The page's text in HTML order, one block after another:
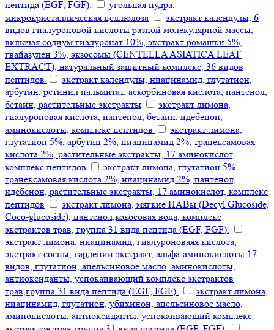
пептида (EGF, FGF).
угольная пудра,
микрокристаллическая целлюлоза
экстракт календулы, 6
видов гиалуроновой кислоты разной молекулярной массы,
включая содиум гиалуронат 10%, экстракт ромашки 5%,
гвайазулен 3%, экзосомы (CENTELLA ASIATICA LEAF
EXTRACT), натуральный защитный комплекс, 36 видов
пептидов
экстракт календулы, ниацинамид, глутатион,
арбутин, ретинил пальмитат, аскорбиновая кислота, пантенол,
бетаин, растительные экстракты
экстракт лимона,
гиалуроновая кислота, пантенол, бетаин, идебенон,
аминокислоты, комплекс пептидов
экстракт лимона,
глутатион 5%, арбутин 2%, ниацинамид 2%, транексамовая
кислота 2%, растительные экстракты, 17 аминокислот,
комплекс пептидов
экстракт лимона, глутатион 5%,
транексамовая кислота 2%, ниацинамид 2%, пантенол,
идебенон, растительные экстракты, 17 аминокислот, комплекс
пептидов
экстракт лимона, мягкие ПАВы (Decyl Glucoside,
Coco-glucoside), пантенол,кокосовая вода, комплекс
экстрактов трав, группа 31 вида пептида (EGF, FGF).
экстракт лимона, ниацинамид, гиалуроноваяя кислота,
экстракт сосны, гардении экстракт, альфа-аминокислоты 17
видов, глутатион, апельсиновое масло, аминокислоты,
антиоксиданты, успокаивающий комплекс экстрактов
трав,группа 31 вида пептида (EGF, FGF).
экстракт лимона,
ниацинамид, глутатион, убихинон, апельсиновое масло,
аминокислоты, антиоксиданты, успокаивающий комплекс